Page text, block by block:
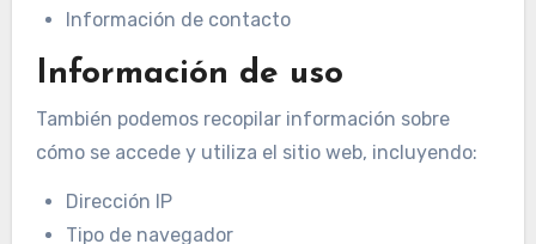
Información de contacto
Información de uso
También podemos recopilar información sobre
cómo se accede y utiliza el sitio web, incluyendo:
Dirección IP
Tipo de navegador